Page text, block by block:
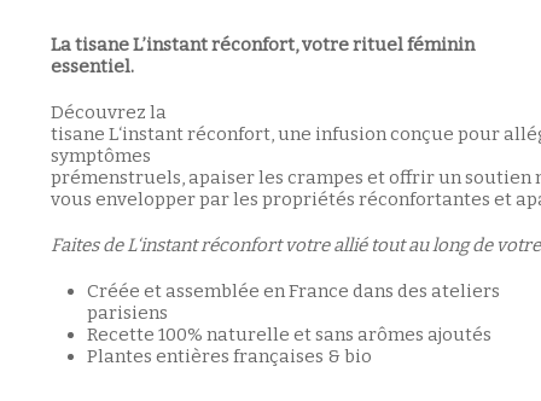
La tisane L’instant réconfort, votre rituel féminin
essentiel.
Découvrez la
tisane L‘instantréconfort,une infusionconçue pour
symptômes
prémenstruels, apaiserles crampes etoffrirunsoutien
vous envelopperparles propriétés réconfortantes et
Faites de L‘instantréconfort votre allié tout aulong de votre
Créée et assemblée en France dans des ateliers
parisiens
Recette 100% naturelle et sans arômes ajoutés
Plantes entières françaises & bio